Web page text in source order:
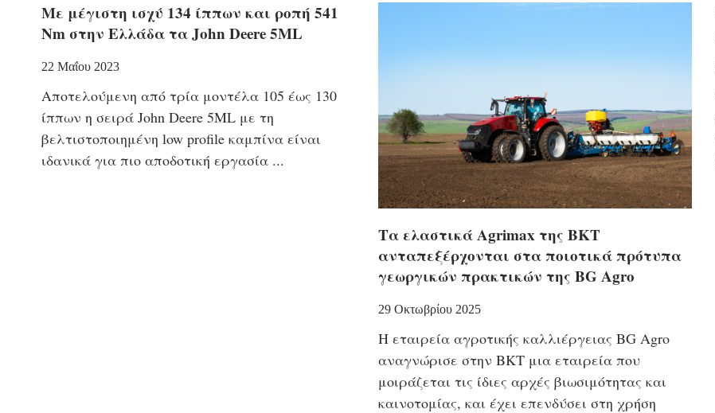
Με μέγιστη ισχύ 134 ίππων και ροπή 541
Nm στην Ελλάδα τα John Deere 5ML
22 Μαΐου 2023
Αποτελούμενη από τρία μοντέλα 105 έως 130
ίππων η σειρά John Deere 5ML με τη
βελτιστοποιημένη low profile καμπίνα είναι
ιδανικά για πιο αποδοτική εργασία
Τα ελαστικά Agrimax της BKT
ανταπεξέρχονται στα ποιοτικά πρότυπα
γεωργικών πρακτικών της BG Agro
29 Οκτωβρίου 2025
Η εταιρεία αγροτικής καλλιέργειας BG Agro
αναγνώρισε στην BKΤ μια εταιρεία που
μοιράζεται τις ίδιες αρχές βιωσιμότητας και
καινοτομίας, και έχει επενδύσει στη χρήση